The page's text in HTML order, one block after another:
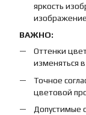
яркость
ВАЖНО:
Оттенки
изменяться
Точное
цветовой
Допустимые